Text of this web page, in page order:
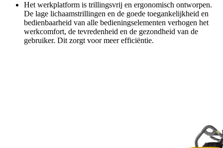
Het werkplatform is trillingsvrij en ergonomisch ontworpen.
De lage lichaamstrillingen en de goede toegankelijkheid en
bedienbaarheid van alle bedieningselementen verhogen het
werkcomfort, de tevredenheid en de gezondheid van de
gebruiker. Dit zorgt voor meer efficiëntie.